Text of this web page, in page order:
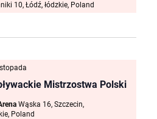
10, Łódź, łódzkie, Poland
Mistrzostwa Polski
Wąska 16, Szczecin,
Poland